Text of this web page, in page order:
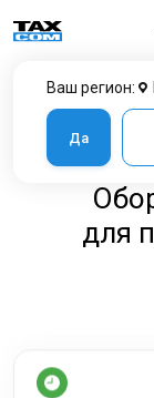
Ваш регион:
Да
Главная
Услуги
Оборудование и
для